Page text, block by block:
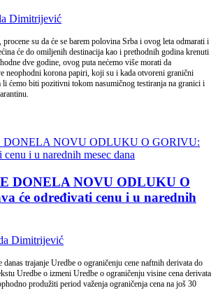
Dimitrijević
procene su da će se barem polovina Srba i ovog leta odmarati i
će do omiljenih destinacija kao i prethodnih godina krenuti
dve godine, ovog puta nećemo više morati da
neophodni korona papiri, koji su i kada otvoreni granični
li ćemo biti pozitivni tokom nasumičnog testiranja na granici i
DONELA NOVU ODLUKU O
će određivati cenu i u narednih
Dimitrijević
trajanje Uredbe o ograničenju cene naftnih derivata do
Uredbe o izmeni Uredbe o ograničenju visine cena derivata
produžiti period važenja ograničenja cena na još 30